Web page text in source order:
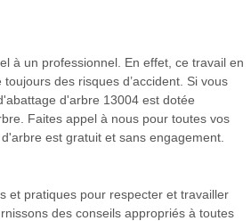
à un professionnel. En effet, ce travail en
des risques d’accident. Si vous
d'arbre 13004 est dotée
Faites appel à nous pour toutes vos
est gratuit et sans engagement.
et pratiques pour respecter et travailler
des conseils appropriés à toutes